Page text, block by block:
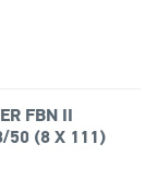
FBN II
50 (8 X 111)